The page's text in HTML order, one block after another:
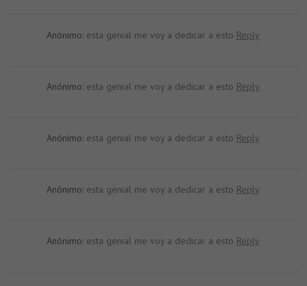
Anónimo: esta genial me voy a dedicar a esto Reply
Anónimo: esta genial me voy a dedicar a esto Reply
Anónimo: esta genial me voy a dedicar a esto Reply
Anónimo: esta genial me voy a dedicar a esto Reply
Anónimo: esta genial me voy a dedicar a esto Reply